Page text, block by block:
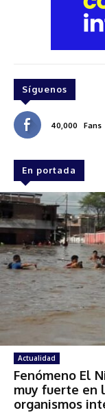
Síguenos
40,000 Fans
En portada
Actualidad
Fenómeno El
muy fuerte en
organismos